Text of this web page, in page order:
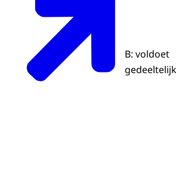
B: voldoet
gedeeltelijk